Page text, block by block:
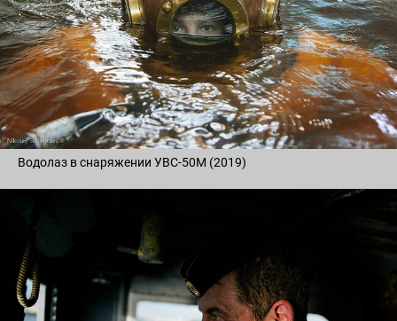
Водолаз в снаряжении УВС-50М (2019)